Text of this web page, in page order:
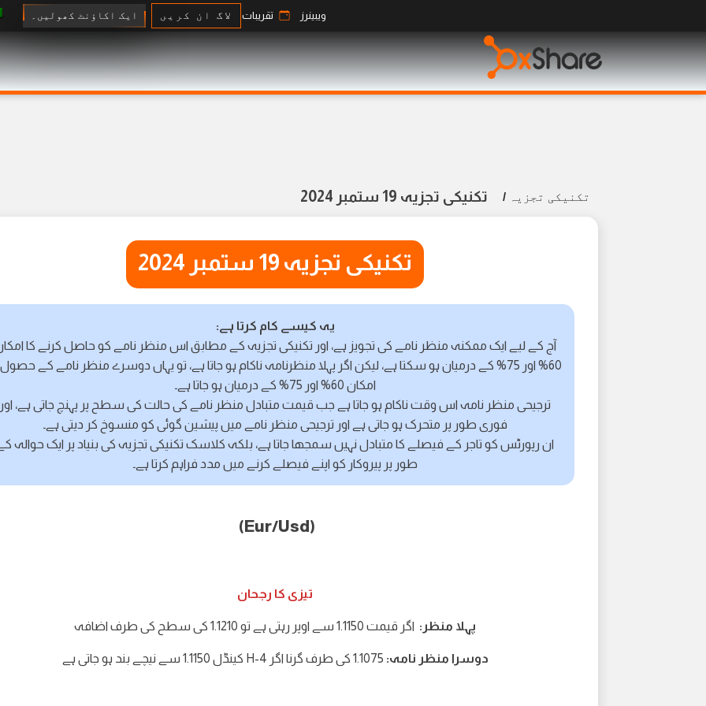
ویبینرز تقریبات لاگ ان کریں ایک اکاؤنٹ کھولیں۔
تکنیکی تجزیہ / تکنیکی تجزیہ 19 ستمبر 2024
تکنیکی تجزیہ 19 ستمبر 2024
یہ کیسے کام کرتا ہے:
آج کے لیے ایک ممکنہ منظر نامے کی تجویز ہے، اور تکنیکی تجزیہ کے مطابق اس منظر نامے کو حاصل کرنے کا
60% اور 75% کے درمیان ہو سکتا ہے، لیکن اگر پہلا منظرنامہ ناکام ہو جاتا ہے، تو یہاں دوسرے منظر نامے کے
امکان 60% اور 75% کے درمیان ہو جاتا ہے۔
ترجیحی منظر نامہ اس وقت ناکام ہو جاتا ہے جب قیمت متبادل منظر نامے کی حالت کی سطح پر پہنچ جاتی ہے، اور
فوری طور پر متحرک ہو جاتی ہے اور ترجیحی منظر نامے میں پیشین گوئی کو منسوخ کر دیتی ہے۔
ان رپورٹس کو تاجر کے فیصلے کا متبادل نہیں سمجھا جاتا ہے، بلکہ کلاسک تکنیکی تجزیہ کی بنیاد پر ایک حوالہ
طور پر پیروکار کو اپنے فیصلے کرنے میں مدد فراہم کرتا ہے۔
(Eur/Usd)
تیزی کا رجحان
پہلا منظر: اگر قیمت 1.1150 سے اوپر رہتی ہے تو 1.1210 کی سطح کی طرف اضافہ
دوسرا منظر نامہ: 1.1075 کی طرف گرنا اگر 4-H کینڈل 1.1150 سے نیچے بند ہو جاتی ہے